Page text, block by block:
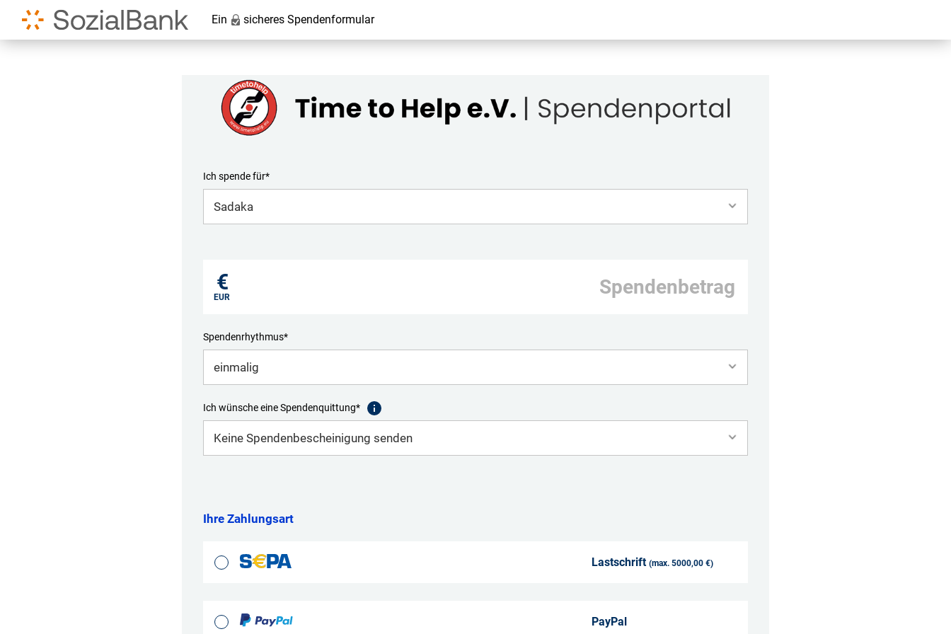
Ein sicheres Spendenformular
Ich spende für*
€
EUR
Spendenrhythmus*
Ich wünsche eine Spendenquittung*
Ihre Zahlungsart
Lastschrift(max. 5000,00 €)
PayPal